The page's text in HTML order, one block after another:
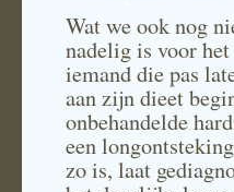
Wat we ook nog
nadelig is voor
iemand die pas
aan zijn dieet
onbehandelde
een
zo is, laat